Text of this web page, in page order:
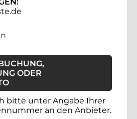
ODER
bitte unter Angabe Ihrer
an den Anbieter.